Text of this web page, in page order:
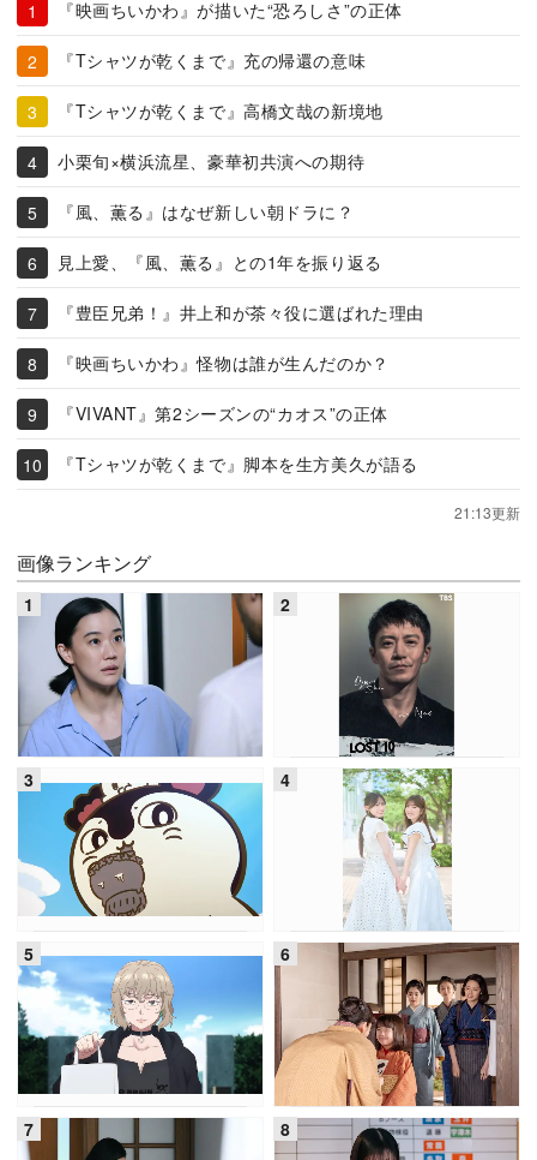
『映画ちいかわ』が描いた“恐ろしさ”の正体
『Tシャツが乾くまで』充の帰還の意味
『Tシャツが乾くまで』高橋文哉の新境地
小栗旬×横浜流星、豪華初共演への期待
『風、薫る』はなぜ新しい朝ドラに？
見上愛、『風、薫る』との1年を振り返る
『豊臣兄弟！』井上和が茶々役に選ばれた理由
『映画ちいかわ』怪物は誰が生んだのか？
『VIVANT』第2シーズンの“カオス”の正体
『Tシャツが乾くまで』脚本を生方美久が語る
21:13更新
画像ランキング